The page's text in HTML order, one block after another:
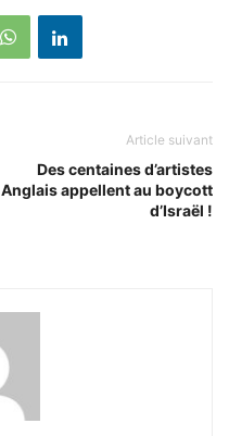
Article suivant
Des centaines d’artistes
Anglais appellent au boycott
d’Israël !